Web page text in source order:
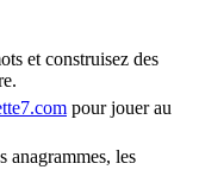
et construisez des
pour jouer au
anagrammes, les